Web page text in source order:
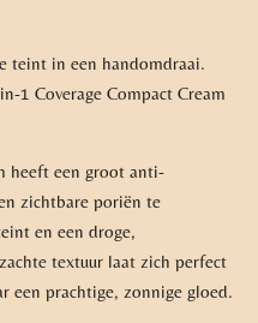
teint in een handomdraai.
1 Coverage Compact Cream
heeft een groot anti-
zichtbare poriën te
en een droge,
textuur laat zich perfect
een prachtige, zonnige gloed.